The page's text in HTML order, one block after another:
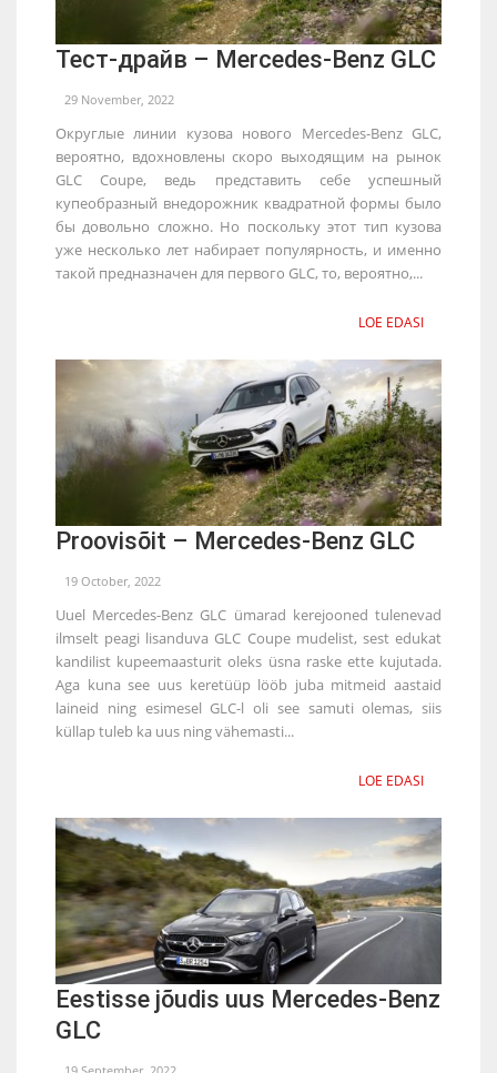
Тест-драйв – Mercedes-Benz GLC
29 November, 2022
Округлые линии кузова нового Mercedes-Benz GLC,
вероятно, вдохновлены скоро выходящим на рынок
GLC Coupe, ведь представить себе успешный
купеобразный внедорожник квадратной формы было
бы довольно сложно. Но поскольку этот тип кузова
уже несколько лет набирает популярность, и именно
такой предназначен для первого GLC, то, вероятно,...
LOE EDASI
Proovisõit – Mercedes-Benz GLC
19 October, 2022
Uuel Mercedes-Benz GLC ümarad kerejooned tulenevad
ilmselt peagi lisanduva GLC Coupe mudelist, sest edukat
kandilist kupeemaasturit oleks üsna raske ette kujutada.
Aga kuna see uus keretüüp lööb juba mitmeid aastaid
laineid ning esimesel GLC-l oli see samuti olemas, siis
küllap tuleb ka uus ning vähemasti...
LOE EDASI
Eestisse jõudis uus Mercedes-Benz
GLC